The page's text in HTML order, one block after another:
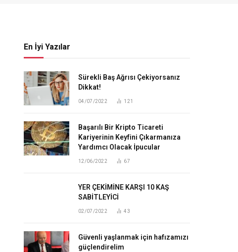
En İyi Yazılar
Sürekli Baş Ağrısı Çekiyorsanız
Dikkat!
04/07/2022 121
Başarılı Bir Kripto Ticareti
Kariyerinin Keyfini Çıkarmanıza
Yardımcı Olacak İpucular
12/06/2022 67
YER ÇEKİMİNE KARŞI 10 KAŞ
SABİTLEYİCİ
02/07/2022 43
Güvenli yaşlanmak için hafızamızı
güçlendirelim